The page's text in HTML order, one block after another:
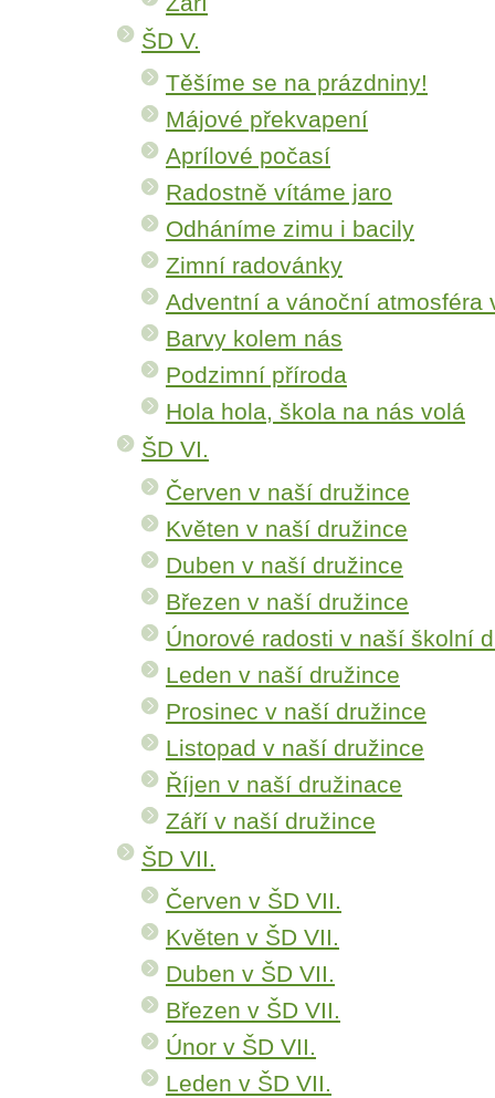
ŠD V.
Těšíme se na prázdniny!
Májové překvapení
Aprílové počasí
Radostně vítáme jaro
Odháníme zimu i bacily
Zimní radovánky
Adventní a vánoční atmosféra
Barvy kolem nás
Podzimní příroda
Hola hola, škola na nás volá
ŠD VI.
Červen v naší družince
Květen v naší družince
Duben v naší družince
Březen v naší družince
Únorové radosti v naší školní
Leden v naší družince
Prosinec v naší družince
Listopad v naší družince
Říjen v naší družinace
Září v naší družince
ŠD VII.
Červen v ŠD VII.
Květen v ŠD VII.
Duben v ŠD VII.
Březen v ŠD VII.
Únor v ŠD VII.
Leden v ŠD VII.